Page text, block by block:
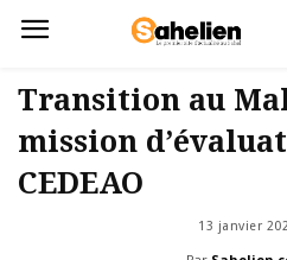
Transition au
mission
CEDEAO
13 janvier